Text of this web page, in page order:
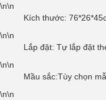
\n\n
Kích thước:
\n\n
Lắp đặt: Tự lắp đặt theo
\n\n
Mầu sắc:Tùy chọn
\n\n